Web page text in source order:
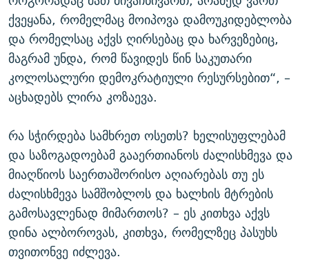
ქვეყანა, რომელმაც მოიპოვა დამოუკიდებლობა
და რომელსაც აქვს ღირსებაც და ხარვეზებიც,
მაგრამ უნდა, რომ წავიდეს წინ საკუთარი
კოლოსალური დემოკრატიული რესურსებით“, –
აცხადებს ლირა კოზაევა.
რა სჭირდება სამხრეთ ოსეთს? ხელისუფლებამ
და საზოგადოებამ გააერთიანოს ძალისხმევა და
მიაღწიოს საერთაშორისო აღიარებას თუ ეს
ძალისხმევა სამშობლოს და ხალხის მტრების
გამოსავლენად მიმართოს? – ეს კითხვა აქვს
დინა ალბოროვას, კითხვა, რომელზეც პასუხს
თვითონვე იძლევა.